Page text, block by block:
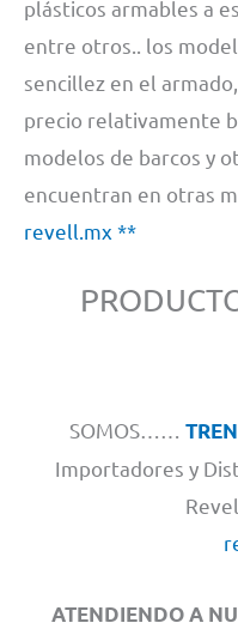
plásticos armables a
entre otros.. los
sencillez en el
precio relativamente
modelos de barcos y
encuentran en otras
revell.mx **
SOMOS……
Importadores y
ATENDIENDO A